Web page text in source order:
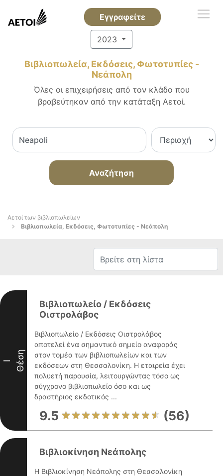
Εγγραφείτε
2023
Βιβλιοπωλεία, Εκδόσεις, Φωτοτυπίες -
Νεάπολη
Όλες οι επιχειρήσεις από τον κλάδο που
βραβεύτηκαν από την κατάταξη Αετοί.
Αναζήτηση
Αετοί των βιβλιοπωλείων
Βιβλιοπωλεία, Εκδόσεις, Φωτοτυπίες - Νεάπολη
I Θέση
Βιβλιοπωλείο / Εκδόσεις
Οιστρολάβος
Βιβλιοπωλείο / Εκδόσεις Οιστρολάβος
αποτελεί ένα σημαντικό σημείο αναφοράς
στον τομέα των βιβλιοπωλείων και των
εκδόσεων στη Θεσσαλονίκη. Η εταιρεία έχει
πολυετή παρουσία, λειτουργώντας τόσο ως
σύγχρονο βιβλιοπωλείο όσο και ως
δραστήριος εκδοτικός ...
9.5 (56)
Βιβλιοκίνηση Νεάπολης
Η Βιβλιοκίνηση Νεάπολης στη Θεσσαλονίκη